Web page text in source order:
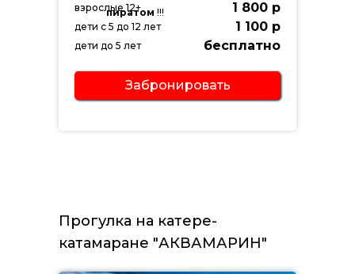
пиратом !!!
Забронировать
взрослые 12+
дети с 5 до 12 лет
дети до 5 лет
1 800 р
1 100 р
бесплатно
Прогулка на катере-
катамаране "АКВАМАРИН"